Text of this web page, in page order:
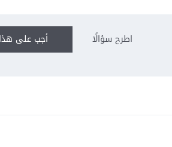
أجب على اطرح سؤالًا